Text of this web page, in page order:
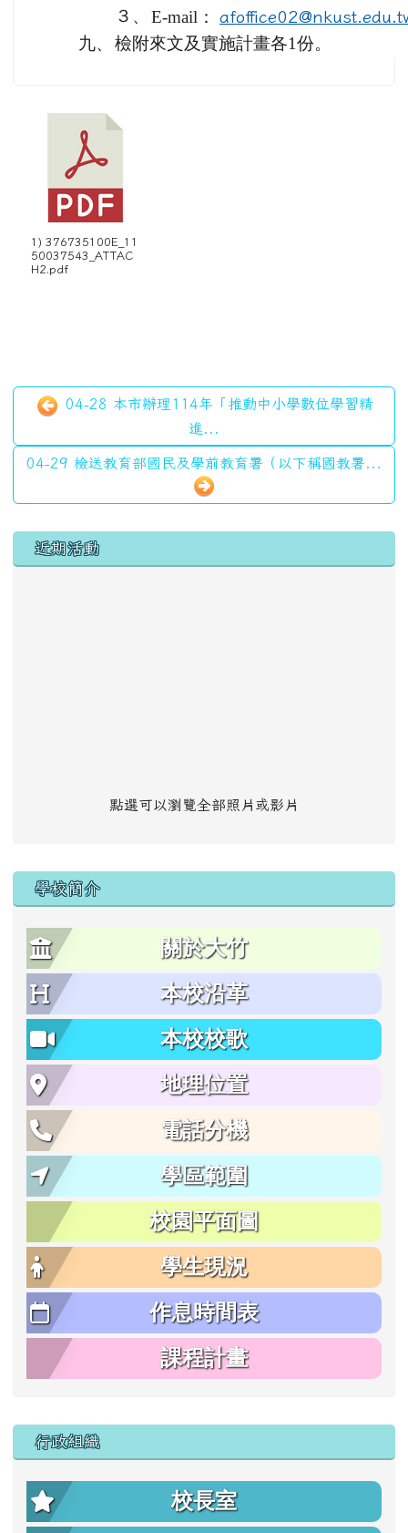
３、 E-mail：
九、 檢附來文及實施計畫各1份。
1) 376735100E_11
50037543_ATTAC
H2.pdf
04-28 本市辦理114年「推動中小學數位學習精
進...
04-29 檢送教育部國民及學前教育署（以下稱國教署...
左邊區域內容
近期活動
點選可以瀏覽全部照片或影片
學校簡介
關於大竹
本校沿革
本校校歌
地理位置
電話分機
學區範圍
校園平面圖
學生現況
作息時間表
課程計畫
行政組織
校長室